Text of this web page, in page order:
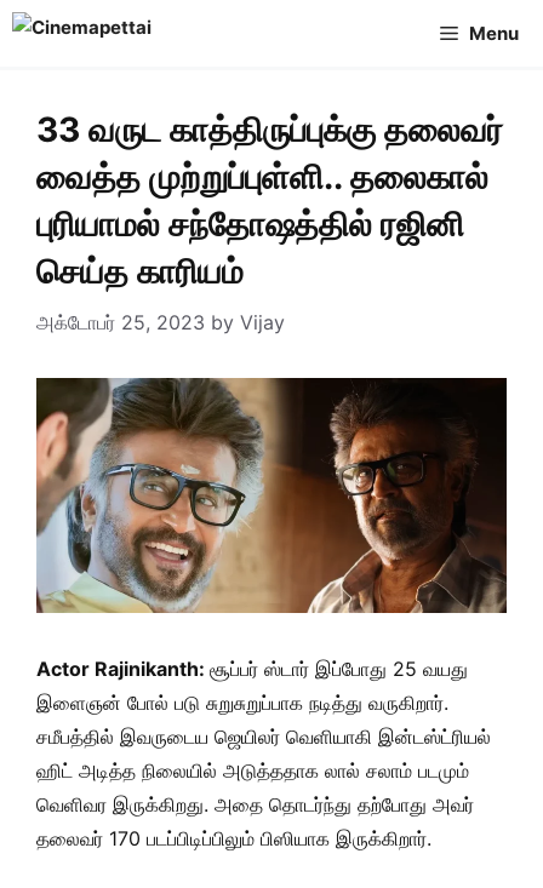
Skip
Menu
33 வருட காத்திருப்புக்கு தலைவர்
வைத்த முற்றுப்புள்ளி.. தலைகால்
புரியாமல் சந்தோஷத்தில் ரஜினி
செய்த காரியம்
அக்டோபர் 25, 2023 by Vijay
Actor Rajinikanth: சூப்பர் ஸ்டார் இப்போது 25 வயது
இளைஞன் போல் படு சுறுசுறுப்பாக நடித்து வருகிறார்.
சமீபத்தில் இவருடைய ஜெயிலர் வெளியாகி இன்டஸ்ட்ரியல்
ஹிட் அடித்த நிலையில் அடுத்ததாக லால் சலாம் படமும்
வெளிவர இருக்கிறது. அதை தொடர்ந்து தற்போது அவர்
தலைவர் 170 படப்பிடிப்பிலும் பிஸியாக இருக்கிறார்.